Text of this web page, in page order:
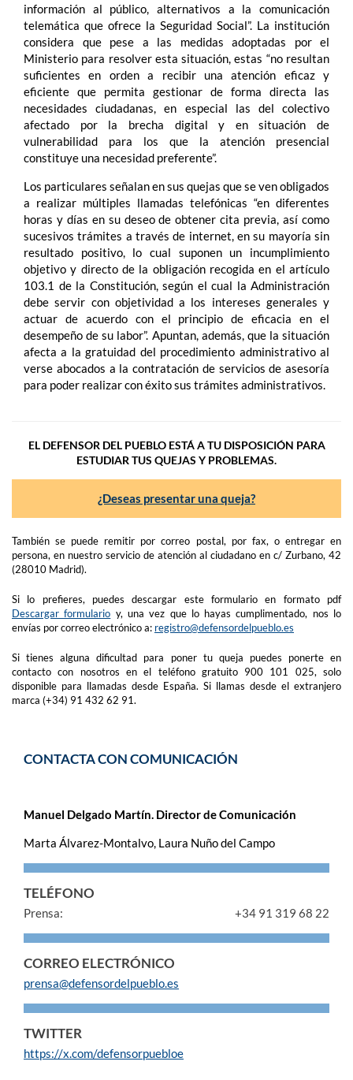
información al público, alternativos a la comunicación
telemática que ofrece la Seguridad Social”. La institución
considera que pese a las medidas adoptadas por el
Ministerio para resolver esta situación, estas “no resultan
suficientes en orden a recibir una atención eficaz y
eficiente que permita gestionar de forma directa las
necesidades ciudadanas, en especial las del colectivo
afectado por la brecha digital y en situación de
vulnerabilidad para los que la atención presencial
constituye una necesidad preferente”.
Los particulares señalan en sus quejas que se ven obligados
a realizar múltiples llamadas telefónicas “en diferentes
horas y días en su deseo de obtener cita previa, así como
sucesivos trámites a través de internet, en su mayoría sin
resultado positivo, lo cual suponen un incumplimiento
objetivo y directo de la obligación recogida en el artículo
103.1 de la Constitución, según el cual la Administración
debe servir con objetividad a los intereses generales y
actuar de acuerdo con el principio de eficacia en el
desempeño de su labor”. Apuntan, además, que la situación
afecta a la gratuidad del procedimiento administrativo al
verse abocados a la contratación de servicios de asesoría
para poder realizar con éxito sus trámites administrativos.
EL DEFENSOR DEL PUEBLO ESTÁ A TU DISPOSICIÓN PARA
ESTUDIAR TUS QUEJAS Y PROBLEMAS.
¿Deseas presentar una queja?
También se puede remitir por correo postal, por fax, o entregar en
persona, en nuestro servicio de atención al ciudadano en c/ Zurbano, 42
(28010 Madrid).
Si lo prefieres, puedes descargar este formulario en formato pdf
Descargar formulario y, una vez que lo hayas cumplimentado, nos lo
envías por correo electrónico a: registro@defensordelpueblo.es
Si tienes alguna dificultad para poner tu queja puedes ponerte en
contacto con nosotros en el teléfono gratuito 900 101 025, solo
disponible para llamadas desde España. Si llamas desde el extranjero
marca (+34) 91 432 62 91.
CONTACTA CON COMUNICACIÓN
Manuel Delgado Martín. Director de Comunicación
Marta Álvarez-Montalvo, Laura Nuño del Campo
TELÉFONO
Prensa: +34 91 319 68 22
CORREO ELECTRÓNICO
prensa@defensordelpueblo.es
TWITTER
https://x.com/defensorpuebloe